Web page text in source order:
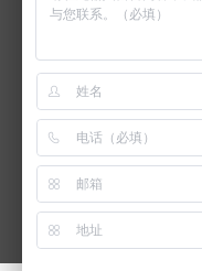
企业
广东科
©